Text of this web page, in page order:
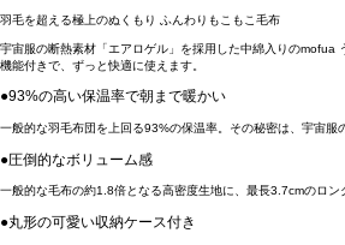
羽毛を超える極上のぬくもり ふんわりもこもこ毛布
宇宙服の断熱素材「エアロゲル」を採用した中綿入りのmofua
機能付きで、ずっと快適に使えます。
●93%の高い保温率で朝まで暖かい
一般的な羽毛布団を上回る93%の保温率。その秘密は、宇宙服
●圧倒的なボリューム感
一般的な毛布の約1.8倍となる高密度生地に、最長3.7cmのロ
●丸形の可愛い収納ケース付き